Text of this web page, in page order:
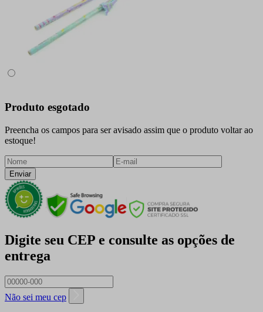
Produto esgotado
Preencha os campos para ser avisado assim que o produto voltar ao
estoque!
Enviar
Digite seu CEP e consulte as opções de
entrega
Não sei meu cep